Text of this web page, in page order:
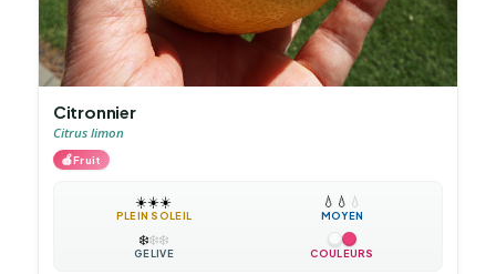
Citronnier
Citrus limon
🍎Fruit
☀️☀️☀️
PLEIN SOLEIL
💧 💧 💧
MOYEN
❄️❄️❄️
GÉLIVE COULEURS